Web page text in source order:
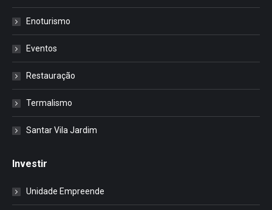
Enoturismo
Eventos
Restauração
Termalismo
Santar Vila Jardim
Investir
Unidade Empreende